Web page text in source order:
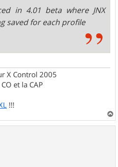
in 4.01 beta where JNX
saved for each profile
X Control 2005
et la CAP
!!!
a